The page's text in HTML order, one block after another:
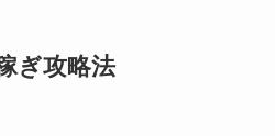
ぎ攻略法